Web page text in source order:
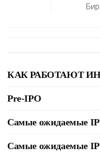
КАК РАБОТАЮТ
Pre-IPO
Самые ожидаемые
Самые ожидаемые